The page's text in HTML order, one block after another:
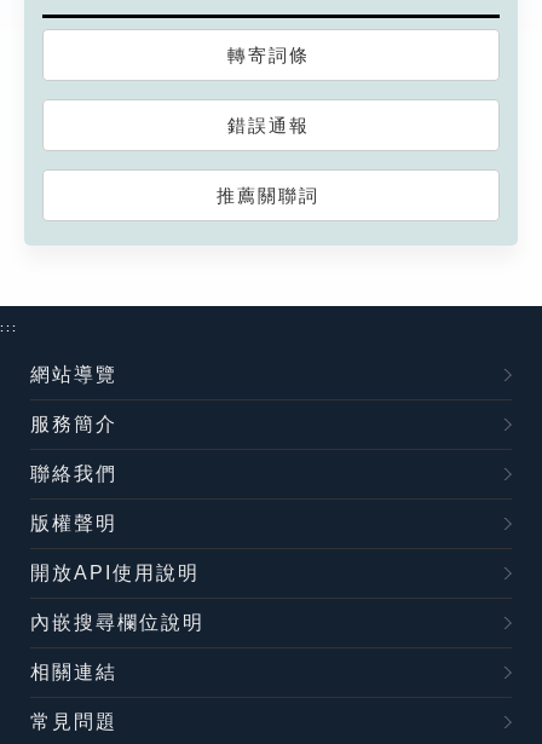
轉寄詞條
錯誤通報
推薦關聯詞
:::
網站導覽
服務簡介
聯絡我們
版權聲明
開放API使用說明
內嵌搜尋欄位說明
相關連結
常見問題